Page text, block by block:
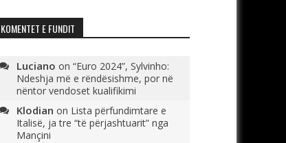
KOMENTET E FUNDIT
Luciano on “Euro 2024”, Sylvinho:
Ndeshja më e rëndësishme, por në
nëntor vendoset kualifikimi
Klodian on Lista përfundimtare e
Italisë, ja tre “të përjashtuarit” nga
Mançini